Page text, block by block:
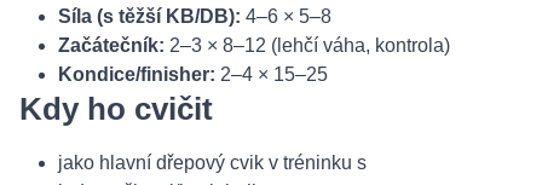
Síla (s těžší KB/DB): 4–6 × 5–8
Začátečník: 2–3 × 8–12 (lehčí váha, kontrola)
Kondice/finisher: 2–4 × 15–25
Kdy ho cvičit
jako hlavní dřepový cvik v tréninku s